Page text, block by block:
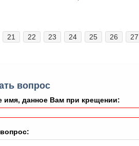
21 22 23 24 25 26 27
вопрос
имя, данное Вам при крещении: